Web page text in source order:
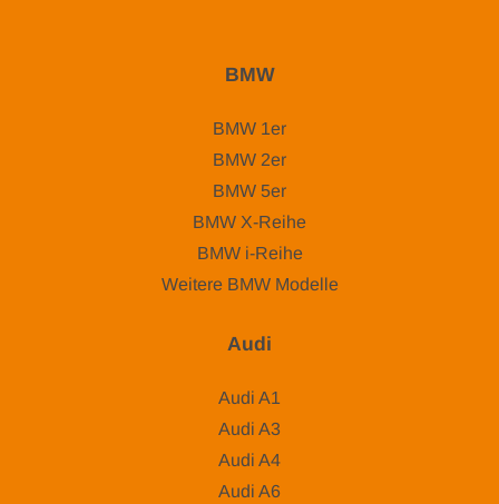
BMW
BMW 1er
BMW 2er
BMW 5er
BMW X-Reihe
BMW i-Reihe
Weitere BMW Modelle
Audi
Audi A1
Audi A3
Audi A4
Audi A6